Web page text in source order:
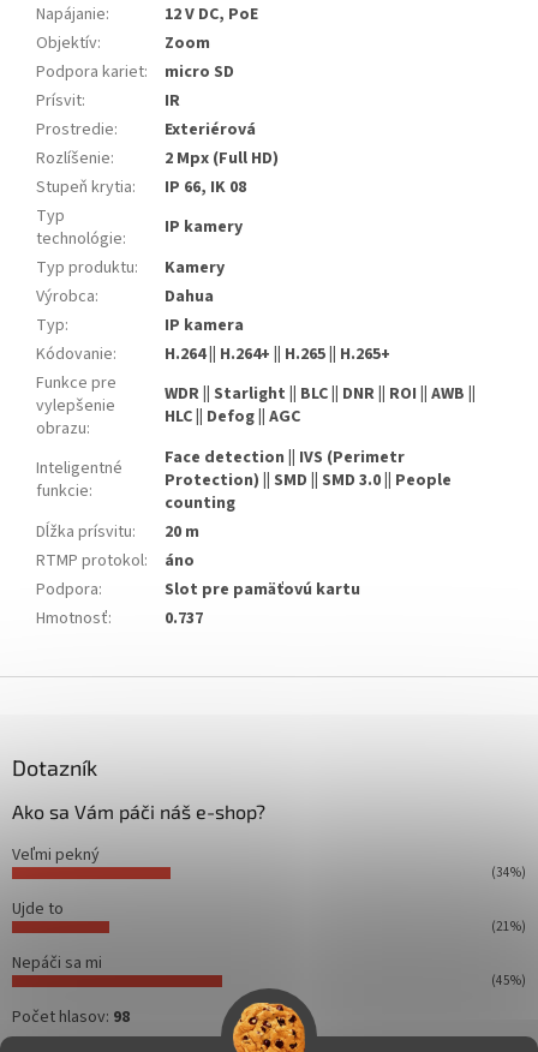
Napájanie:
12 V DC, PoE
Objektív:
Zoom
Podpora kariet:
micro SD
Prísvit:
IR
Prostredie:
Exteriérová
Rozlíšenie:
2 Mpx (Full HD)
Stupeň krytia:
IP 66, IK 08
Typ
technológie:
IP kamery
Typ produktu:
Kamery
Výrobca:
Dahua
Typ:
IP kamera
Kódovanie:
H.264 || H.264+ || H.265 || H.265+
Funkce pre
vylepšenie
obrazu:
WDR || Starlight || BLC || DNR || ROI || AWB ||
HLC || Defog || AGC
Inteligentné
funkcie:
Face detection || IVS (Perimetr
Protection) || SMD || SMD 3.0 || People
counting
Dĺžka prísvitu:
20 m
RTMP protokol:
áno
Podpora:
Slot pre pamäťovú kartu
Hmotnosť: 0.737
Dotazník
Ako sa Vám páči náš e-shop?
Veľmi pekný
(34%)
Ujde to
(21%)
Nepáči sa mi
(45%)
Počet hlasov: 98